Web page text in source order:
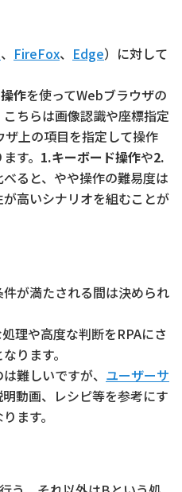
、 FireFox、 Edge）に対して
作を使ってWebブラウザの
ちらは画像認識や座標指定
上の項目を指定して操作
す。 1.キーボード操作や2.
ると、やや操作の難易度は
高いシナリオを組むことが
が満たされる間は決められ
理や高度な判断をRPAにさ
ります。
難しいですが、 ユーザーサ
動画、レシピ等を参考にす
ます。